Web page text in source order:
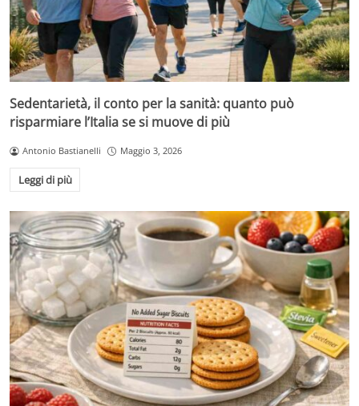
Sedentarietà, il conto per la sanità: quanto può
risparmiare l’Italia se si muove di più
Antonio Bastianelli Maggio 3, 2026
Leggi di più